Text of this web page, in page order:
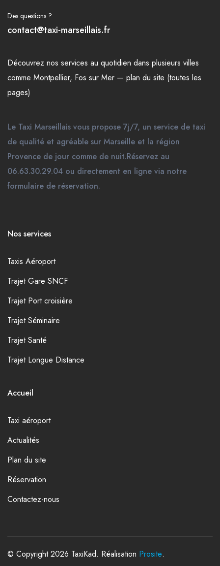
Des questions ?
contact@taxi-marseillais.fr
Découvrez nos services au quotidien dans plusieurs villes
comme Montpellier, Fos sur Mer — plan du site (toutes les
pages)
Le Taxi Marseillais vous propose 7j/7, un service de taxi
de qualité et agréable sur Marseille et la région
Provence de jour comme de nuit.Réservez au
06.63.30.29.04 ou directement en ligne via notre
formulaire de réservation.
Nos services
Taxis Aéroport
Trajet Gare SNCF
Trajet Port croisière
Trajet Séminaire
Trajet Santé
Trajet Longue Distance
Accueil
Taxi aéroport
Actualités
Plan du site
Réservation
Contactez-nous
© Copyright 2026 TaxiKad. Réalisation Prosite.